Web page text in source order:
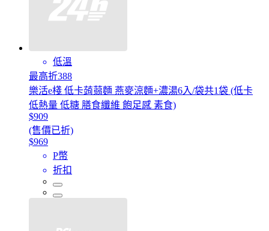
低溫
最高折388
樂活e棧 低卡蒟蒻麵 燕麥涼麵+濃湯6入/袋共1袋 (低卡
低熱量 低糖 膳食纖維 飽足感 素食)
$909
(售價已折)
$969
P幣
折扣